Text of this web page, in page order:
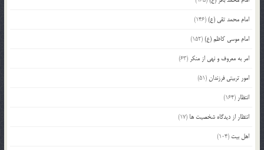
امام محمد تقی (ع)(146)
امام موسی کاظم (ع)(152)
امر به معروف و نهی از منکر (63)
امور تربیتی فرزندان(51)
انتظار (164)
انتظار از دیدگاه شخصیت ها (17)
اهل بیت (104)